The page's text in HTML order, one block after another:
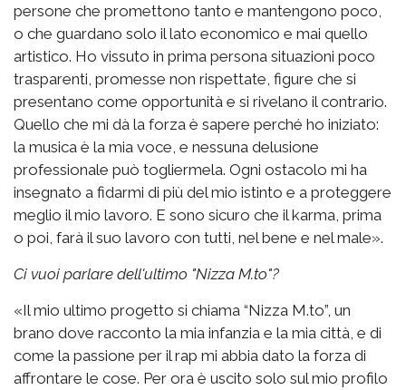
persone che promettono tanto e mantengono poco,
o che guardano solo il lato economico e mai quello
artistico. Ho vissuto in prima persona situazioni poco
trasparenti, promesse non rispettate, figure che si
presentano come opportunità e si rivelano il contrario.
Quello che mi dà la forza è sapere perché ho iniziato:
la musica è la mia voce, e nessuna delusione
professionale può togliermela. Ogni ostacolo mi ha
insegnato a fidarmi di più del mio istinto e a proteggere
meglio il mio lavoro. E sono sicuro che il karma, prima
o poi, farà il suo lavoro con tutti, nel bene e nel male».
Ci vuoi parlare dell'ultimo "Nizza M.to"?
«Il mio ultimo progetto si chiama “Nizza M.to”, un
brano dove racconto la mia infanzia e la mia città, e di
come la passione per il rap mi abbia dato la forza di
affrontare le cose. Per ora è uscito solo sul mio profilo